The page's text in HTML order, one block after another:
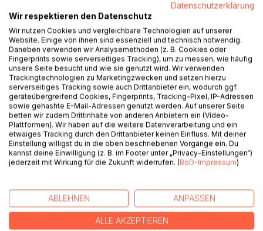
BESCHREIBUNG
1. The Revelation of Jesus Christ, which God gave unto
Him, to show unto His servants things which must shortly
come to pass; and He signified, sending by His angel to His
servant John, 2. Who testified the Word of God, and the
testimony of Jesus Christ, whatsoever he saw. 3. Blessed
is he that readeth, and they that hear, the words of the
prophecy, and keep the things written therein: for the time
Grace be unto you, and peace, from Him who is, and who
was, and who is to come; and from the seven spirits who
are before His throne; 5. And from Jesus Christ, who is the
faithful witness, the first-born from the dead, and the
Datenschutzerklärung
Wir respektieren den Datenschutz
Wir nutzen Cookies und vergleichbare Technologien auf unserer
Website. Einige von ihnen sind essenziell und technisch notwendig.
Daneben verwenden wir Analysemethoden (z. B. Cookies oder
Fingerprints sowie serverseitiges Tracking), um zu messen, wie häufig
unsere Seite besucht und wie sie genutzt wird. Wir verwenden
Trackingtechnologien zu Marketingzwecken und setzen hierzu
serverseitiges Tracking sowie auch Drittanbieter ein, wodurch ggf.
geräteübergreifend Cookies, Fingerprints, Tracking-Pixel, IP-Adressen
sowie gehashte E-Mail-Adressen genutzt werden. Auf unserer Seite
betten wir zudem Drittinhalte von anderen Anbietern ein (Video-
Plattformen). Wir haben auf die weitere Datenverarbeitung und ein
etwaiges Tracking durch den Drittanbieter keinen Einfluss. Mit deiner
Einstellung willigst du in die oben beschriebenen Vorgänge ein. Du
kannst deine Einwilligung (z. B. im Footer unter „Privacy-Einstellungen“)
jederzeit mit Wirkung für die Zukunft widerrufen. (BoD-Impressum)
ABLEHNEN ANPASSEN
ALLE AKZEPTIEREN